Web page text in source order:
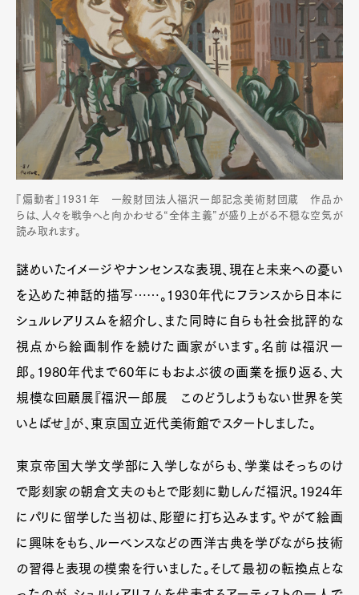
『煽動者』1931年 一般財団法人福沢一郎記念美術財団蔵 作品か
らは、人々を戦争へと向かわせる“全体主義”が盛り上がる不穏な空気が
読み取れます。
謎めいたイメージやナンセンスな表現、現在と未来への憂い
を込めた神話的描写……。1930年代にフランスから日本に
シュルレアリスムを紹介し、また同時に自らも社会批評的な
視点から絵画制作を続けた画家がいます。名前は福沢一
郎。1980年代まで60年にもおよぶ彼の画業を振り返る、大
規模な回顧展『福沢一郎展 このどうしようもない世界を笑
いとばせ』が、東京国立近代美術館でスタートしました。
東京帝国大学文学部に入学しながらも、学業はそっちのけ
で彫刻家の朝倉文夫のもとで彫刻に勤しんだ福沢。1924年
にパリに留学した当初は、彫塑に打ち込みます。やがて絵画
に興味をもち、ルーベンスなどの西洋古典を学びながら技術
の習得と表現の模索を行いました。そして最初の転換点とな